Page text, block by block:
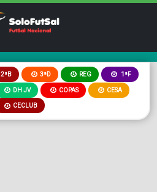
2ªB 3ªD REG 1ªF
DH JV COPAS CESA
CECLUB